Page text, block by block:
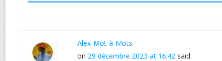
Alex-Mot-à-Mots
on 29 décembre 2023 at 16:42 said: